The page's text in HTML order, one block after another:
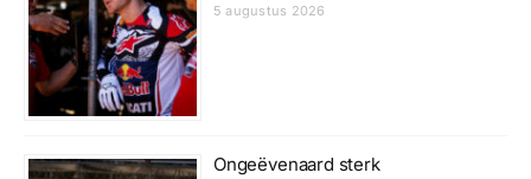
5 augustus 2026
Ongeëvenaard sterk